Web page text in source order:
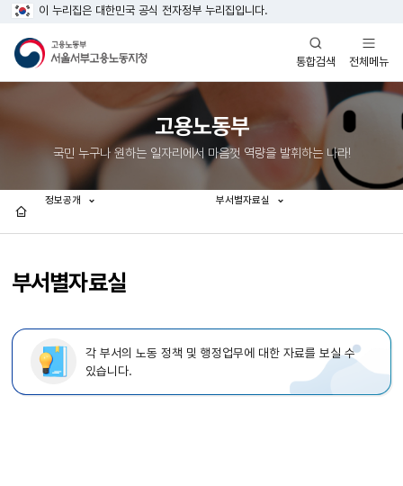
이 누리집은 대한민국 공식 전자정부 누리집입니다.
통합검색
열기
전체메뉴
열기
고용노동부
국민 누구나 원하는 일자리에서 마음껏 역량을 발휘하는 나라!
부서별자료실
정보공개 부서별자료실
각 부서의 노동 정책 및 행정업무에 대한 자료를 보실 수
있습니다.